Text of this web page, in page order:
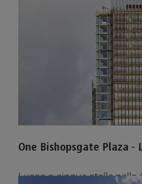
One Bishopsgate Plaza -
Lusso a cinque stelle nella